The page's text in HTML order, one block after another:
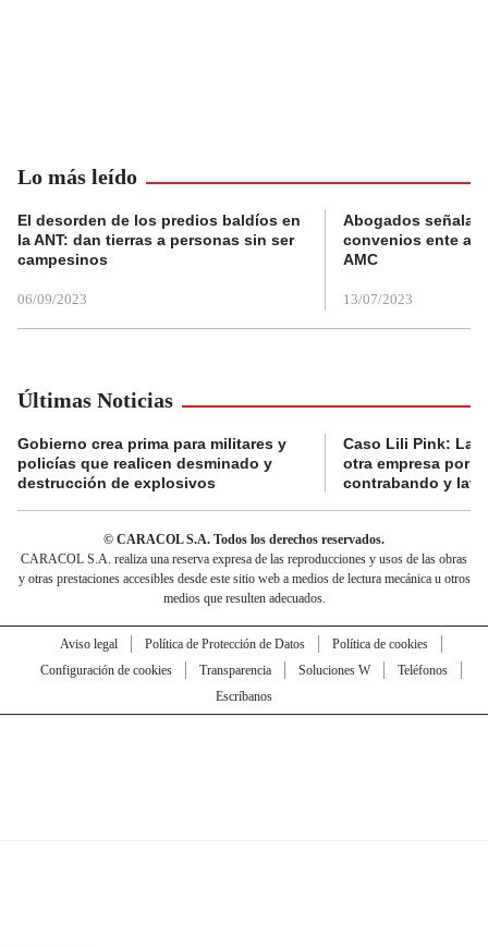
Lo más leído
El desorden de los predios baldíos en
la ANT: dan tierras a personas sin ser
campesinos
06/09/2023
Abogados
convenios ente
AMC
13/07/2023
Últimas Noticias
Gobierno crea prima para militares y
policías que realicen desminado y
destrucción de explosivos
Caso Lili Pink: La
otra empresa por
contrabando y
© CARACOL S.A. Todos los derechos reservados.
CARACOL S.A. realiza una reserva expresa de las reproducciones y usos de las obras
y otras prestaciones accesibles desde este sitio web a medios de lectura mecánica u otros
medios que resulten adecuados.
Aviso legal Política de Protección de Datos
Política de cookies
Configuración de cookies
Transparencia Soluciones W
Teléfonos
Escríbanos